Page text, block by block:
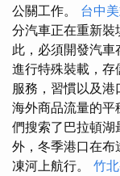
公關工作。 台中
分汽車正在重新裝
此，必須開發汽
進行特殊裝載，存
服務，習慣以及
海外商品流量的
們搜索了巴拉頓湖
外，冬季港口在
凍河上航行。 竹